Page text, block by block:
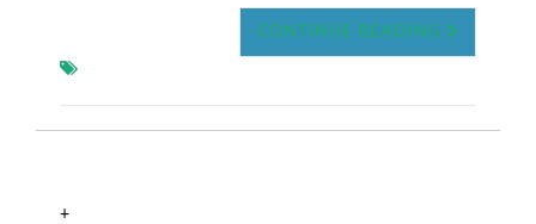
CONTINUE READING
+